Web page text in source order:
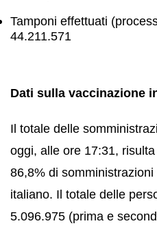
Tamponi effettuati
44.211.571
Dati sulla vaccinazione
Il totale delle
oggi, alle ore 17:31,
86,8% di somministrazioni
italiano. Il totale delle
5.096.975 (prima e